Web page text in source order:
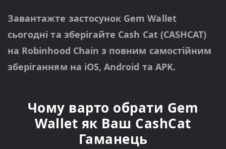
Завантажте застосунок Gem Wallet
сьогодні та зберігайте Cash Cat (CASHCAT)
на Robinhood Chain з повним самостійним
зберіганням на iOS, Android та APK.
Чому варто обрати Gem
Wallet як Ваш CashCat
Гаманець